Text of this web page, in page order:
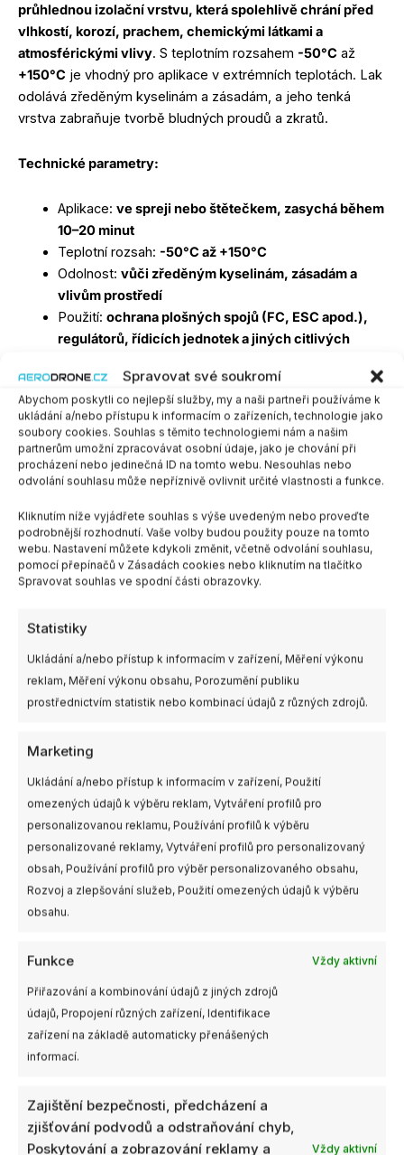
Spravovat své soukromí
Abychom poskytli co nejlepší služby, my a naši partneři používáme k
ukládání a/nebo přístupu k informacím o zařízeních, technologie jako
soubory cookies. Souhlas s těmito technologiemi nám a našim
partnerům umožní zpracovávat osobní údaje, jako je chování při
procházení nebo jedinečná ID na tomto webu. Nesouhlas nebo
odvolání souhlasu může nepříznivě ovlivnit určité vlastnosti a funkce.
Kliknutím níže vyjádřete souhlas s výše uvedeným nebo proveďte
podrobnější rozhodnutí. Vaše volby budou použity pouze na tomto
webu. Nastavení můžete kdykoli změnit, včetně odvolání souhlasu,
pomocí přepínačů v Zásadách cookies nebo kliknutím na tlačítko
Spravovat souhlas ve spodní části obrazovky.
Statistiky
Ukládání a/nebo přístup k informacím v zařízení, Měření výkonu
reklam, Měření výkonu obsahu, Porozumění publiku
prostřednictvím statistik nebo kombinací údajů z různých zdrojů.
Marketing
Ukládání a/nebo přístup k informacím v zařízení, Použití
omezených údajů k výběru reklam, Vytváření profilů pro
personalizovanou reklamu, Používání profilů k výběru
personalizované reklamy, Vytváření profilů pro personalizovaný
obsah, Používání profilů pro výběr personalizovaného obsahu,
Rozvoj a zlepšování služeb, Použití omezených údajů k výběru
obsahu.
Funkce Vždy aktivní
Přiřazování a kombinování údajů z jiných zdrojů
údajů, Propojení různých zařízení, Identifikace
zařízení na základě automaticky přenášených
informací.
Zajištění bezpečnosti, předcházení a
zjišťování podvodů a odstraňování chyb,
Poskytování a zobrazování reklamy a
Vždy aktivní
průhlednou izolační vrstvu, která spolehlivě chrání před
vlhkostí, korozí, prachem, chemickými látkami a
atmosférickými vlivy. S teplotním rozsahem -50°C až
+150°C je vhodný pro aplikace v extrémních teplotách. Lak
odolává zředěným kyselinám a zásadám, a jeho tenká
vrstva zabraňuje tvorbě bludných proudů a zkratů.
Technické parametry:
Aplikace: ve spreji nebo štětečkem, zasychá během
10–20 minut
Teplotní rozsah: -50°C až +150°C
Odolnost: vůči zředěným kyselinám, zásadám a
vlivům prostředí
Použití: ochrana plošných spojů (FC, ESC apod.),
regulátorů, řídicích jednotek a jiných citlivých
Vlastnosti povlaku:výborná přilnavost na kov, plast
a dřevo; možnost pájení přes povlak bez jeho
poškození
Výhody:ochrana před zkratem a bludnými proudy,
vysoká odolnost vůči povětrnostním vlivům a
chemikáliím
Tento lak je navržen pro jednoduchou aplikaci,
dlouhotrvající ochranu a spolehlivou izolaci v jakémkoliv
prostředí.
Odkaz na web výrobce.
Není skladem
Chci upozornit při naskladnění produktu
SKU:ART.AGT-232
Další informace
Výrobce TermoPasty
Související produkty
Rozpětí
cen:
Tento
variant.
Možnosti